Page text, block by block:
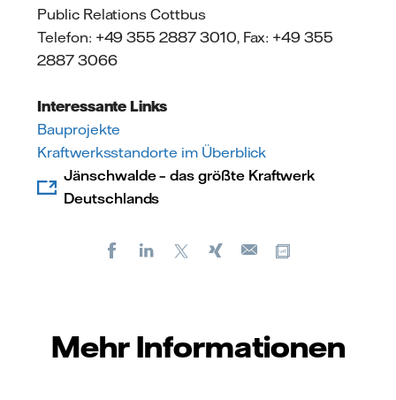
Public Relations Cottbus
Telefon: +49 355 2887 3010, Fax: +49 355
2887 3066
Interessante Links
Bauprojekte
Kraftwerksstandorte im Überblick
Jänschwalde – das größte Kraftwerk
Deutschlands
FacebookLinkedIn Xing
E-
Mehr Informationen